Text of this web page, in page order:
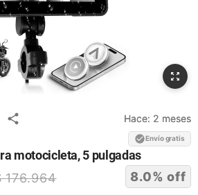
Hace: 2 meses
Envío gratis
motocicleta, 5 pulgadas
176.964 8.0% off